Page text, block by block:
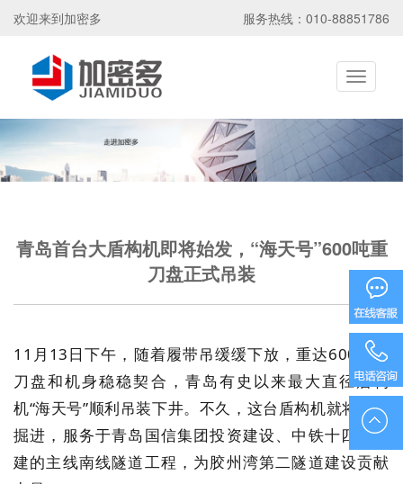
欢迎来到加密多 服务热线：010-88851786
Toggle
青岛首台大盾构机即将始发，“海天号”600吨重
刀盘正式吊装
11月13日下午，随着履带吊缓缓下放，重达600吨的
刀盘和机身稳稳契合，青岛有史以来最大直径盾构
机“海天号”顺利吊装下井。不久，这台盾构机就将始发
掘进，服务于青岛国信集团投资建设、中铁十四局承
建的主线南线隧道工程，为胶州湾第二隧道建设贡献
010-
88851833